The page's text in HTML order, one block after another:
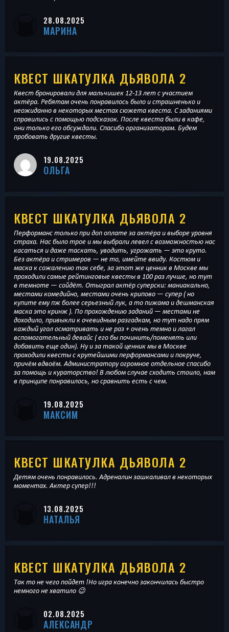
28.08.2025
МАРИНА
КВЕСТ ШКАТУЛКА ДЬЯВОЛА 2
Квест бронировали для мальчишек 12-13 лет с участием
актёра. Ребятам очень понравилось было и страшненько и
неожиданно в некоторых местах сюжета квеста. С заданиями
справились с помощью подсказок. После квеста были в кафе,
они только его обсуждали. Спасибо организаторам. Будем
пробовать другие квесты.
19.08.2025
ОЛЬГА
КВЕСТ ШКАТУЛКА ДЬЯВОЛА 2
Перформанс только при доп оплате за актёра и выборе уровня
страха. Нас было трое и мы выбрали левел с возможностью нас
касаться и даже таскать, уводить, угрожать — это круто.
Без актёра и стримеров — не то, имейте ввиду. Костюм и
маска к сожалению так себе, за этот же ценник в Москве мы
проходили самые рейтинговые квесты в 100 раз лучше, но тут
в темноте — сойдёт. Отыграл актёр суперски: маниакально,
местами комедийно, местами очень крипово — супер ( но
купите ему пж более серьезный лук, а то пижама и дешманская
маска это кринж ). По прохождению заданий — местами не
доходило, привыкли к очевидным разгадкам, но тут надо прям
каждый угол осматривать и не раз + очень темно и лагал
вспомогательный девайс ( его бы починить/поменять или
добавить еще один). Ну и за такой ценник мы в Москве
проходили квесты с крутейшими перформансами и покруче,
причём вдвоём. Администратору огромное отдельное спасибо
за помощь и кураторство! В любом случае сходить стоило, нам
в принципе понравилось, но сравнить есть с чем.
19.08.2025
МАКСИМ
КВЕСТ ШКАТУЛКА ДЬЯВОЛА 2
Детям очень понравилось. Адреналин зашкаливал в некоторых
моментах. Актер супер!!!
13.08.2025
НАТАЛЬЯ
КВЕСТ ШКАТУЛКА ДЬЯВОЛА 2
Так то не чего пойдет !Но игра конечно закончилась быстро
немного не хватило 😉
02.08.2025
АЛЕКСАНДР